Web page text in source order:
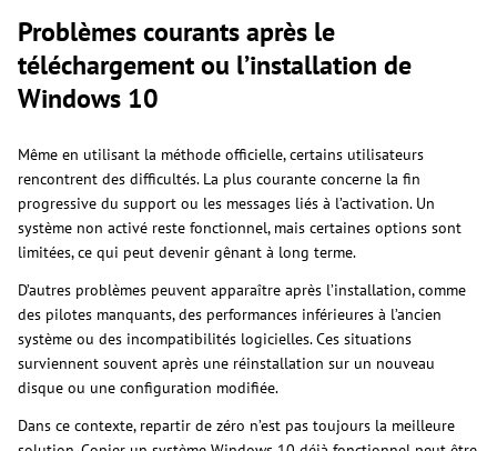
Problèmes courants après le
téléchargement ou l’installation de
Windows 10
Même en utilisant la méthode officielle, certains utilisateurs
rencontrent des difficultés. La plus courante concerne la fin
progressive du support ou les messages liés à l’activation. Un
système non activé reste fonctionnel, mais certaines options sont
limitées, ce qui peut devenir gênant à long terme.
D’autres problèmes peuvent apparaître après l’installation, comme
des pilotes manquants, des performances inférieures à l’ancien
système ou des incompatibilités logicielles. Ces situations
surviennent souvent après une réinstallation sur un nouveau
disque ou une configuration modifiée.
Dans ce contexte, repartir de zéro n’est pas toujours la meilleure